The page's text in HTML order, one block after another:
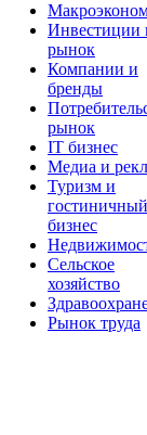
Инвестиции
рынок
Компании и
бренды
рынок
IT бизнес
Медиа и
Туризм и
гостиничный
бизнес
Сельское
хозяйство
Рынок труда